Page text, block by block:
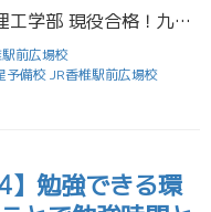
梅﨑 桃華さん佐賀大学 理工学部 現役合格！九州高校（書道部）出身 私は共通テストまで1年切った時くらいに東進に入塾しました。東進はいい意味でも悪い意味でも自分のペースで授業を受けることができます。私は、最初それに甘え […]
前広場校
予備校 JR香椎駅前広場校
】勉強できる環